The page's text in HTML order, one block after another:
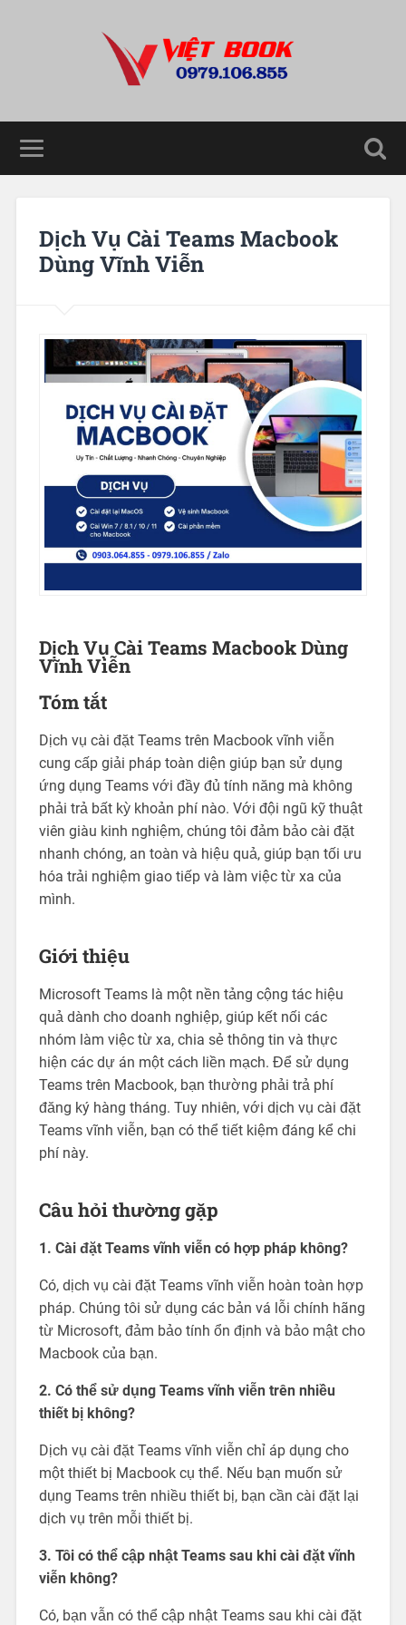
Dịch Vụ Cài Teams Macbook
Dùng Vĩnh Viễn
Dịch Vụ Cài Teams Macbook Dùng
Vĩnh Viễn
Tóm tắt
Dịch vụ cài đặt Teams trên Macbook vĩnh viễn
cung cấp giải pháp toàn diện giúp bạn sử dụng
ứng dụng Teams với đầy đủ tính năng mà không
phải trả bất kỳ khoản phí nào. Với đội ngũ kỹ thuật
viên giàu kinh nghiệm, chúng tôi đảm bảo cài đặt
nhanh chóng, an toàn và hiệu quả, giúp bạn tối ưu
hóa trải nghiệm giao tiếp và làm việc từ xa của
mình.
Giới thiệu
Microsoft Teams là một nền tảng cộng tác hiệu
quả dành cho doanh nghiệp, giúp kết nối các
nhóm làm việc từ xa, chia sẻ thông tin và thực
hiện các dự án một cách liền mạch. Để sử dụng
Teams trên Macbook, bạn thường phải trả phí
đăng ký hàng tháng. Tuy nhiên, với dịch vụ cài đặt
Teams vĩnh viễn, bạn có thể tiết kiệm đáng kể chi
phí này.
Câu hỏi thường gặp
1. Cài đặt Teams vĩnh viễn có hợp pháp không?
Có, dịch vụ cài đặt Teams vĩnh viễn hoàn toàn hợp
pháp. Chúng tôi sử dụng các bản vá lỗi chính hãng
từ Microsoft, đảm bảo tính ổn định và bảo mật cho
Macbook của bạn.
2. Có thể sử dụng Teams vĩnh viễn trên nhiều
thiết bị không?
Dịch vụ cài đặt Teams vĩnh viễn chỉ áp dụng cho
một thiết bị Macbook cụ thể. Nếu bạn muốn sử
dụng Teams trên nhiều thiết bị, bạn cần cài đặt lại
dịch vụ trên mỗi thiết bị.
3. Tôi có thể cập nhật Teams sau khi cài đặt vĩnh
viễn không?
Có, bạn vẫn có thể cập nhật Teams sau khi cài đặt